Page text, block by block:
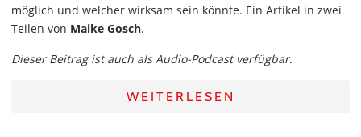
möglich und welcher wirksam sein könnte. Ein Artikel in zwei
Teilen von Maike Gosch.
Dieser Beitrag ist auch als Audio-Podcast verfügbar.
WEITERLESEN